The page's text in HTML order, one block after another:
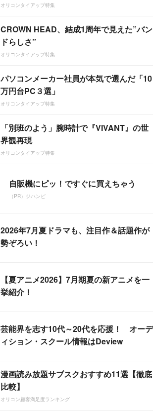
オリコンタイアップ特集
CROWN HEAD、結成1周年で見えた”バン
ドらしさ”
オリコンタイアップ特集
パソコンメーカー社員が本気で選んだ「10
万円台PC３選」
オリコンタイアップ特集
「別班のよう」腕時計で『VIVANT』の世
界観再現
オリコンタイアップ特集
自販機にピッ！ですぐに買えちゃう
（PR）ジハンピ
2026年7月夏ドラマも、注目作＆話題作が
勢ぞろい！
【夏アニメ2026】7月期夏の新アニメを一
挙紹介！
芸能界を志す10代～20代を応援！ オーデ
ィション・スクール情報はDeview
漫画読み放題サブスクおすすめ11選【徹底
比較】
オリコン顧客満足度ランキング